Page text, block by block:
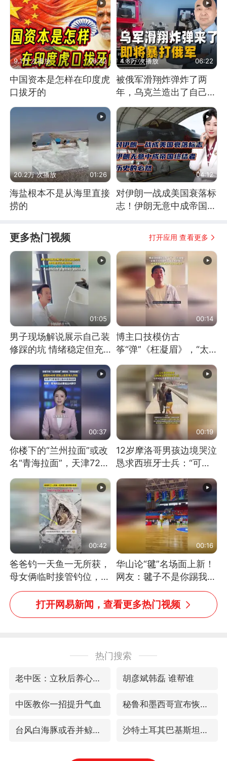
9.1万 次播放 06:42
中国资本是怎样在印度虎
口拔牙的
4.8万 次播放 06:22
被俄军滑翔炸弹炸了两
年，乌克兰造出了自己
的“空中长臂”
20.2万 次播放 01:26
海盐根本不是从海里直接
捞的
04:12
对伊朗一战成美国衰落标
志！伊朗无意中成帝国终
更多热门视频 打开应用 查看更多
01:05
男子现场解说展示自己装
修踩的坑 情绪稳定但充
计 但每处都有瑕疵 网
友：一开始我没笑 但看
到洗手盆我没绷住
00:14
博主口技模仿古
筝“弹”《枉凝眉》，“太
吗？”“或将成为首位考级
不带古筝的选手。”（来
源：新华每日电讯）
00:37
你楼下的“兰州拉面”或改
名“青海拉面”，天津72家
00:19
12岁摩洛哥男孩边境哭泣
恳求西班牙士兵：“可不
00:42
爸爸钓一天鱼一无所获，
母女俩临时接管钓位，用
玩具鱼竿钓上大鱼
00:16
华山论“毽”名场面上新！
网友：毽子不是你踢我
捡，我踢你捡吗
打开网易新闻，查看更多热门视频
热门搜索
老中医：立秋后养心是关键 胡彦斌韩磊 谁帮谁
中医教你一招提升气血 秘鲁和墨西哥宣布恢复外交关系
台风白海豚或吞并鲸鱼 登陆地点更新 沙特土耳其巴基斯坦签署共同防务协议